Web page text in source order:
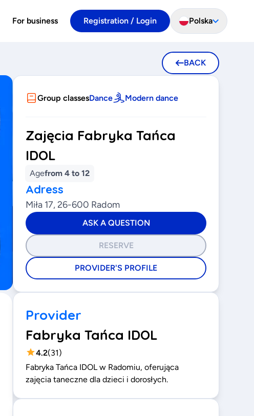
For business Registration / Login Polska
BACK
Group classesDance Modern dance
Zajęcia Fabryka Tańca
IDOL
Agefrom 4 to 12
Adress
Miła 17, 26-600 Radom
ASK A QUESTION
RESERVE
PROVIDER'S PROFILE
Provider
Fabryka Tańca IDOL
4.2(31)
Fabryka Tańca IDOL w Radomiu, oferująca
zajęcia taneczne dla dzieci i dorosłych.